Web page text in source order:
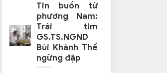
Tin buồn từ
phương Nam:
Trái tim
GS.TS.NGND
Bùi Khánh Thế
ngừng đập